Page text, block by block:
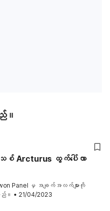
ည်။
Arcturus ထွက်ပေါ်လာ
Panel မှ အချက်အလက်များကို
ည်။ • 21/04/2023